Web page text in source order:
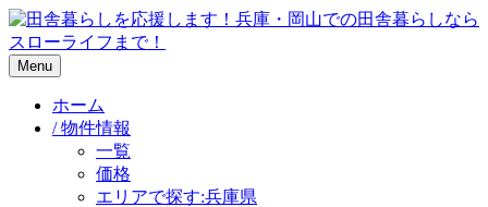
Menu
ホーム
/ 物件情報
一覧
価格
エリアで探す:兵庫県